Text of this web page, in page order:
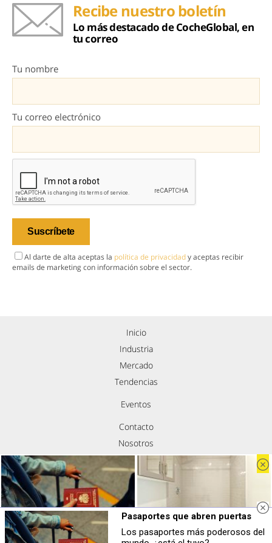
Recibe nuestro boletín
Lo más destacado de CocheGlobal, en
tu correo
Tu nombre
Tu correo electrónico
Al darte de alta aceptas la política de privacidady aceptas recibir
emails de marketing con información sobre el sector.
Inicio
Industria
Mercado
Tendencias
Eventos
Contacto
Nosotros
Política de privacidad
Aviso legal
Política de cookies
Síguenos
Pasaportes que abren puertas Adiós a la cal del baño
Pasaportes que abren puertas
Los pasaportes más poderosos del